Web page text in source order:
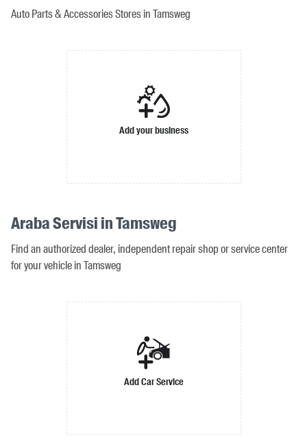
Auto Parts & Accessories Stores in Tamsweg
Add your business
Araba Servisi in Tamsweg
Find an authorized dealer, independent repair shop or service center
for your vehicle in Tamsweg
Add Car Service